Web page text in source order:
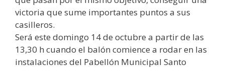
victoria que sume importantes puntos a sus
casilleros.
Será este domingo 14 de octubre a partir de las
13,30 h cuando el balón comience a rodar en las
instalaciones del Pabellón Municipal Santo